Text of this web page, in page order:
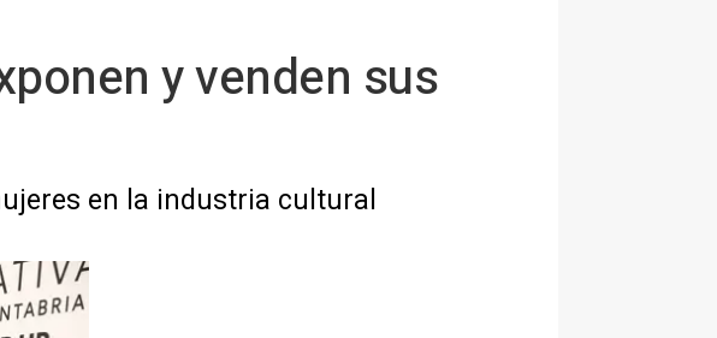
y venden sus
en la industria cultural